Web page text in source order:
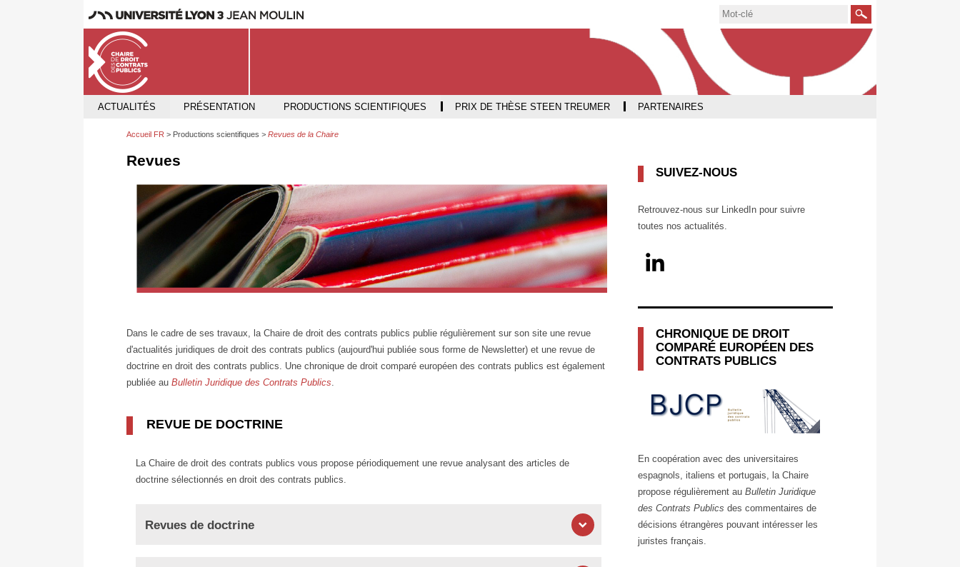
Rechercher
ACTUALITÉS PRÉSENTATION PRODUCTIONS SCIENTIFIQUES PRIX DE THÈSE STEEN TREUMER PARTENAIRES
Accueil FR Productions scientifiques Revues de la Chaire
Revues
Dans le cadre de ses travaux, la Chaire de droit des contrats publics publie régulièrement sur son site une revue
d'actualités juridiques de droit des contrats publics (aujourd'hui publiée sous forme de Newsletter) et une revue de
doctrine en droit des contrats publics. Une chronique de droit comparé européen des contrats publics est également
publiée au Bulletin Juridique des Contrats Publics
REVUE DE DOCTRINE
La Chaire de droit des contrats publics vous propose périodiquement une revue analysant des articles de
doctrine sélectionnés en droit des contrats publics.
Revues de doctrine
SUIVEZ-NOUS
Retrouvez-nous sur LinkedIn pour suivre
toutes nos actualités.
CHRONIQUE DE DROIT
COMPARÉ EUROPÉEN DES
CONTRATS PUBLICS
En coopération avec des universitaires
espagnols, italiens et portugais, la Chaire
propose régulièrement auBulletin Juridique
des Contrats Publics des commentaires de
décisions étrangères pouvant intéresser les
juristes français.